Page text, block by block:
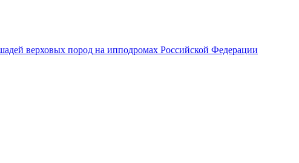
верховых пород на ипподромах Российской Федерации